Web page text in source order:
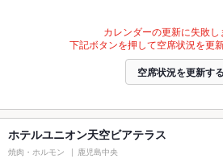
カレンダーの更新に失敗し
下記ボタンを押して空席状況を更
空席状況を更新する
ホテルユニオン天空ビアテラス
焼肉・ホルモン 鹿児島中央